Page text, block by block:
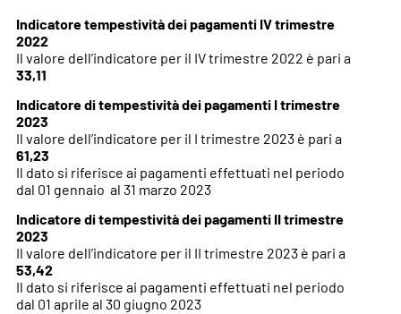
Indicatore tempestività dei pagamenti IV trimestre
2022
Il valore dell’indicatore per il IV trimestre 2022 è pari a
33,11
Indicatore di tempestività dei pagamenti I trimestre
2023
Il valore dell’indicatore per il I trimestre 2023 è pari a
61,23
Il dato si riferisce ai pagamenti effettuati nel periodo
dal 01 gennaio al 31 marzo 2023
Indicatore di tempestività dei pagamenti II trimestre
2023
Il valore dell’indicatore per il II trimestre 2023 è pari a
53,42
Il dato si riferisce ai pagamenti effettuati nel periodo
dal 01 aprile al 30 giugno 2023